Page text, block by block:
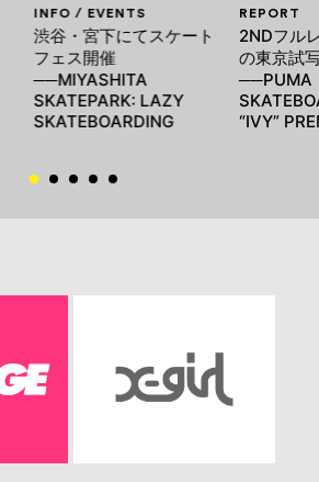
INFO / EVENTS
渋谷・宮下にてスケート
フェス開催
──MIYASHITA
SKATEPARK: LAZY
SKATEBOARDING
REPORT
2NDフル
の東京試
──PUMA
“IVY”